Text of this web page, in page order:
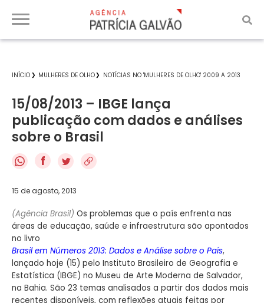
INÍCIO MULHERES DE OLHO NOTÍCIAS NO 'MULHERES DE OLHO' 2009 A 2013
15/08/2013 – IBGE lança
publicação com dados e análises
sobre o Brasil
f
15 de agosto, 2013
(Agência Brasil) Os problemas que o país enfrenta nas
áreas de educação, saúde e infraestrutura são apontados
no livro
Brasil em Números 2013: Dados e Análise sobre o País,
lançado hoje (15) pelo Instituto Brasileiro de Geografia e
Estatística (IBGE) no Museu de Arte Moderna de Salvador,
na Bahia. São 23 temas analisados a partir dos dados mais
recentes disponíveis, com reflexões atuais feitas por